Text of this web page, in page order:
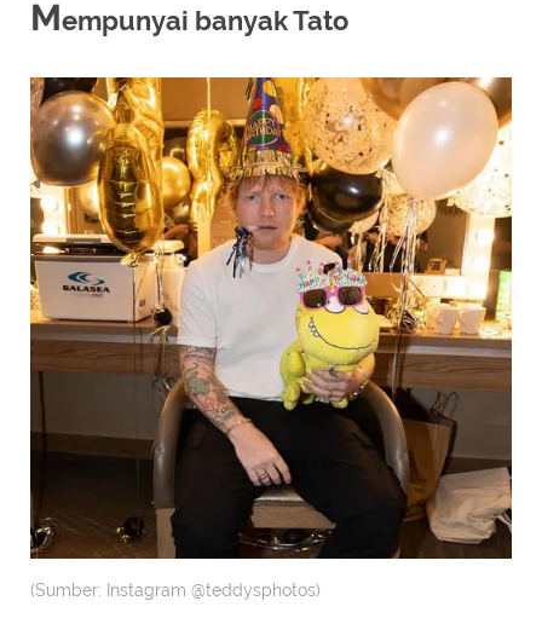
Mempunyai banyak Tato
(Sumber: Instagram @teddysphotos)